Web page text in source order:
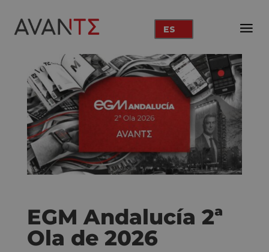
ES
EGM Andalucía 2ª
Ola de 2026